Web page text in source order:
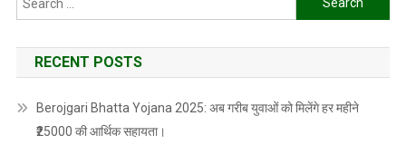
for:
RECENT POSTS
Berojgari Bhatta Yojana 2025: अब गरीब युवाओं को मिलेंगे हर महीने
₹25000 की आर्थिक सहायता।